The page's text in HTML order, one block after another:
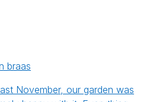
braas
November, our garden was